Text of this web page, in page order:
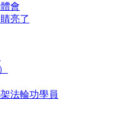
會
亮了
法輪功學員